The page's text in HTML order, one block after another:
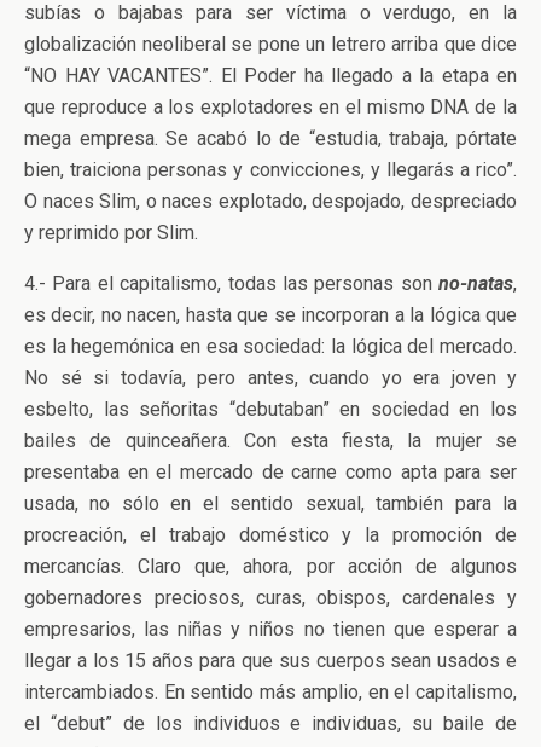
subías o bajabas para ser víctima o verdugo, en la
globalización neoliberal se pone un letrero arriba que dice
“NO HAY VACANTES”. El Poder ha llegado a la etapa en
que reproduce a los explotadores en el mismo DNA de la
mega empresa. Se acabó lo de “estudia, trabaja, pórtate
bien, traiciona personas y convicciones, y llegarás a rico”.
O naces Slim, o naces explotado, despojado, despreciado
y reprimido por Slim.
4.- Para el capitalismo, todas las personas son no-natas,
es decir, no nacen, hasta que se incorporan a la lógica que
es la hegemónica en esa sociedad: la lógica del mercado.
No sé si todavía, pero antes, cuando yo era joven y
esbelto, las señoritas “debutaban” en sociedad en los
bailes de quinceañera. Con esta fiesta, la mujer se
presentaba en el mercado de carne como apta para ser
usada, no sólo en el sentido sexual, también para la
procreación, el trabajo doméstico y la promoción de
mercancías. Claro que, ahora, por acción de algunos
gobernadores preciosos, curas, obispos, cardenales y
empresarios, las niñas y niños no tienen que esperar a
llegar a los 15 años para que sus cuerpos sean usados e
intercambiados. En sentido más amplio, en el capitalismo,
el “debut” de los individuos e individuas, su baile de